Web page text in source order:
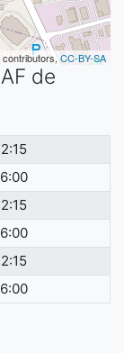
contributors,CC-BY-SA
de